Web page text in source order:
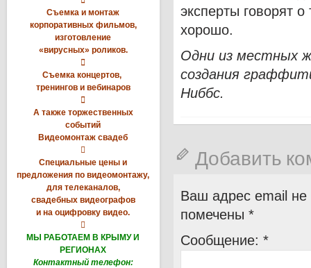
Съемка и монтаж
корпоративных фильмов,
изготовление
«вирусных» роликов.

Съемка концертов,
тренингов и вебинаров

А также торжественных
событий
Видеомонтаж свадеб

Специальные цены и
предложения по видеомонтажу,
для телеканалов,
свадебных видеографов
и на оцифровку видео.

МЫ РАБОТАЕМ В КРЫМУ И
РЕГИОНАХ
Контактный телефон:
эксперты говорят
хорошо.
Одни из местных
создания
Ниббс.
Добавить
Ваш адрес email не
помечены *
Сообщение: *